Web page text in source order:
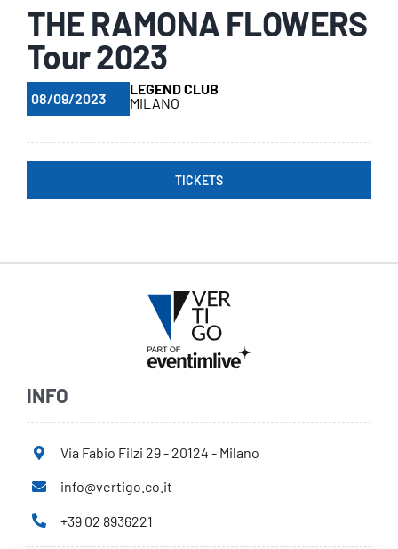
THE RAMONA FLOWERS
Tour 2023
08/09/2023
LEGEND CLUB
MILANO
TICKETS
INFO
Via Fabio Filzi 29 - 20124 - Milano
info@vertigo.co.it
+39 02 8936221